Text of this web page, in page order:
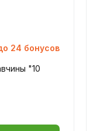
24 бонусов
"10